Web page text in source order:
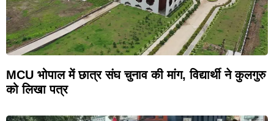
MCU भोपाल में छात्र संघ चुनाव की मांग, विद्यार्थी ने कुलगुरु
को लिखा पत्र